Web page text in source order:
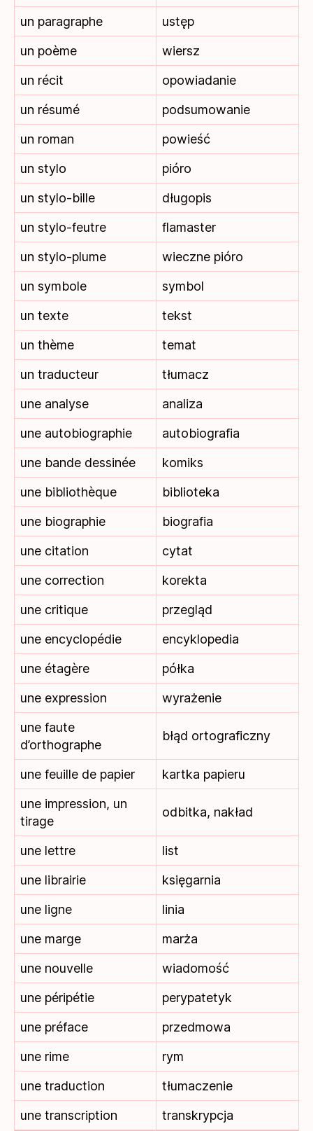
un paragraphe
ustęp
un poème
wiersz
un récit
opowiadanie
un résumé
podsumowanie
un roman
powieść
un stylo
pióro
un stylo-bille
długopis
un stylo-feutre
flamaster
un stylo-plume
wieczne pióro
un symbole
symbol
un texte
tekst
un thème
temat
un traducteur
tłumacz
une analyse
analiza
une autobiographie
autobiografia
une bande dessinée
komiks
une bibliothèque
biblioteka
une biographie
biografia
une citation
cytat
une correction
korekta
une critique
przegląd
une encyclopédie
encyklopedia
une étagère
półka
une expression
wyrażenie
une faute
d’orthographe
błąd ortograficzny
une feuille de papier
kartka papieru
une impression, un
tirage
odbitka, nakład
une lettre
list
une librairie
księgarnia
une ligne
linia
une marge
marża
une nouvelle
wiadomość
une péripétie
perypatetyk
une préface
przedmowa
une rime
rym
une traduction
tłumaczenie
une transcription
transkrypcja